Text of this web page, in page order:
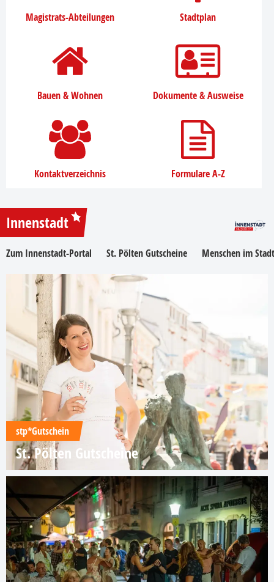
Magistrats-Abteilungen Stadtplan
Bauen & Wohnen Dokumente & Ausweise
Kontaktverzeichnis Formulare A-Z
Innenstadt
Zum Innenstadt-Portal St. Pölten Gutscheine Menschen im
stp*Gutschein
St. Pölten Gutscheine